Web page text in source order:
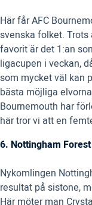
Här får AFC
svenska folket.
favorit är det 1:an
ligacupen i veckan,
som mycket väl kan
bästa möjliga
Bournemouth har
här tror vi att en
6. Nottingham
Nykomlingen
resultat på sistone,
Här möter man